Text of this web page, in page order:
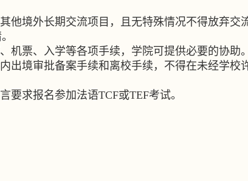
他境外长期交流项目，且无特殊情况不得放弃交
机票、入学等各项手续，学院可提供必要的协助。
出境审批备案手续和离校手续，不得在未经学校
要求报名参加法语TCF或TEF考试。